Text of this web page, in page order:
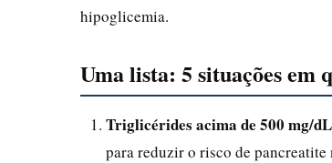
hipoglicemia.
Uma lista: 5 situações em
Triglicérides acima de 500 mg/
para reduzir o risco de pancreatite